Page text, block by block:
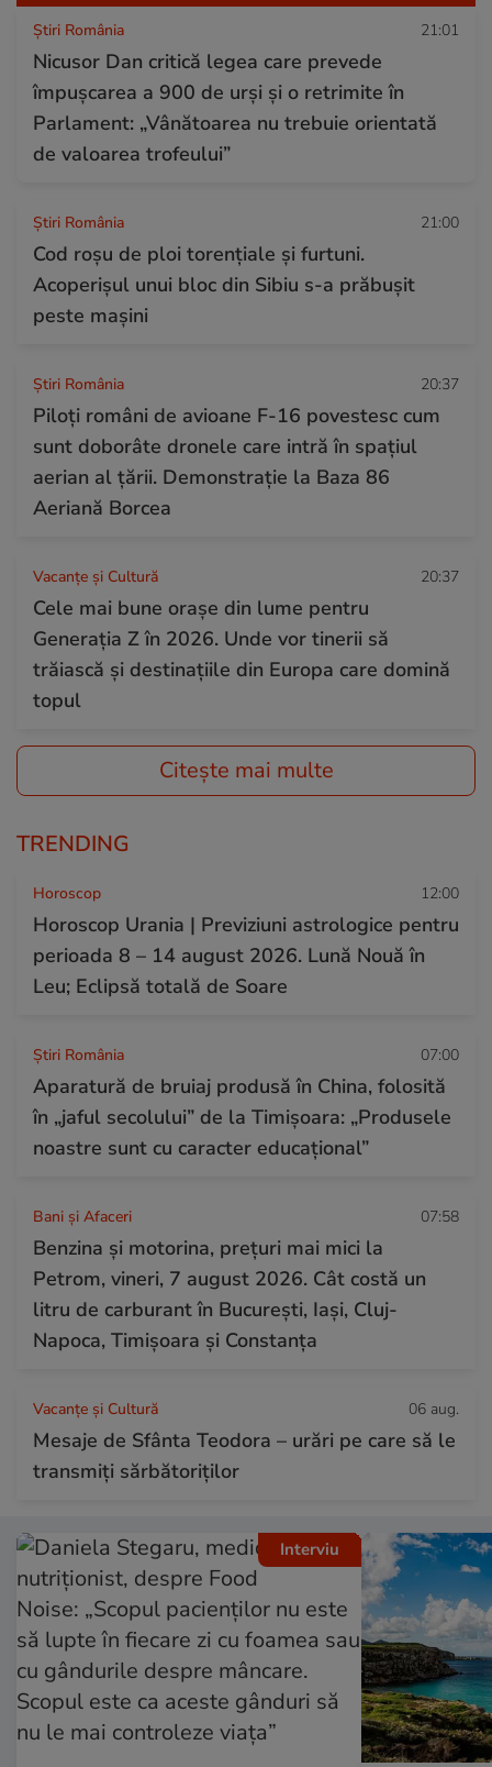
Știri România 21:01
Nicusor Dan critică legea care prevede
împușcarea a 900 de urși și o retrimite în
Parlament: „Vânătoarea nu trebuie orientată
de valoarea trofeului”
Știri România 21:00
Cod roșu de ploi torențiale și furtuni.
Acoperișul unui bloc din Sibiu s-a prăbușit
peste mașini
Știri România 20:37
Piloți români de avioane F-16 povestesc cum
sunt doborâte dronele care intră în spațiul
aerian al țării. Demonstrație la Baza 86
Aeriană Borcea
Vacanțe și Cultură 20:37
Cele mai bune orașe din lume pentru
Generația Z în 2026. Unde vor tinerii să
trăiască și destinațiile din Europa care domină
topul
Citește mai multe
TRENDING
Horoscop 12:00
Horoscop Urania | Previziuni astrologice pentru
perioada 8 – 14 august 2026. Lună Nouă în
Leu; Eclipsă totală de Soare
Știri România 07:00
Aparatură de bruiaj produsă în China, folosită
în „jaful secolului” de la Timișoara: „Produsele
noastre sunt cu caracter educațional”
Bani și Afaceri 07:58
Benzina și motorina, prețuri mai mici la
Petrom, vineri, 7 august 2026. Cât costă un
litru de carburant în București, Iași, Cluj-
Napoca, Timișoara și Constanța
Vacanțe și Cultură 06 aug.
Mesaje de Sfânta Teodora – urări pe care să le
transmiți sărbătoriților
Interviu